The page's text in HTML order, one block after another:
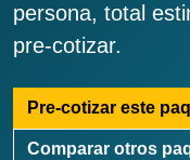
persona, total
pre-cotizar.
Pre-cotizar este
Comparar otros